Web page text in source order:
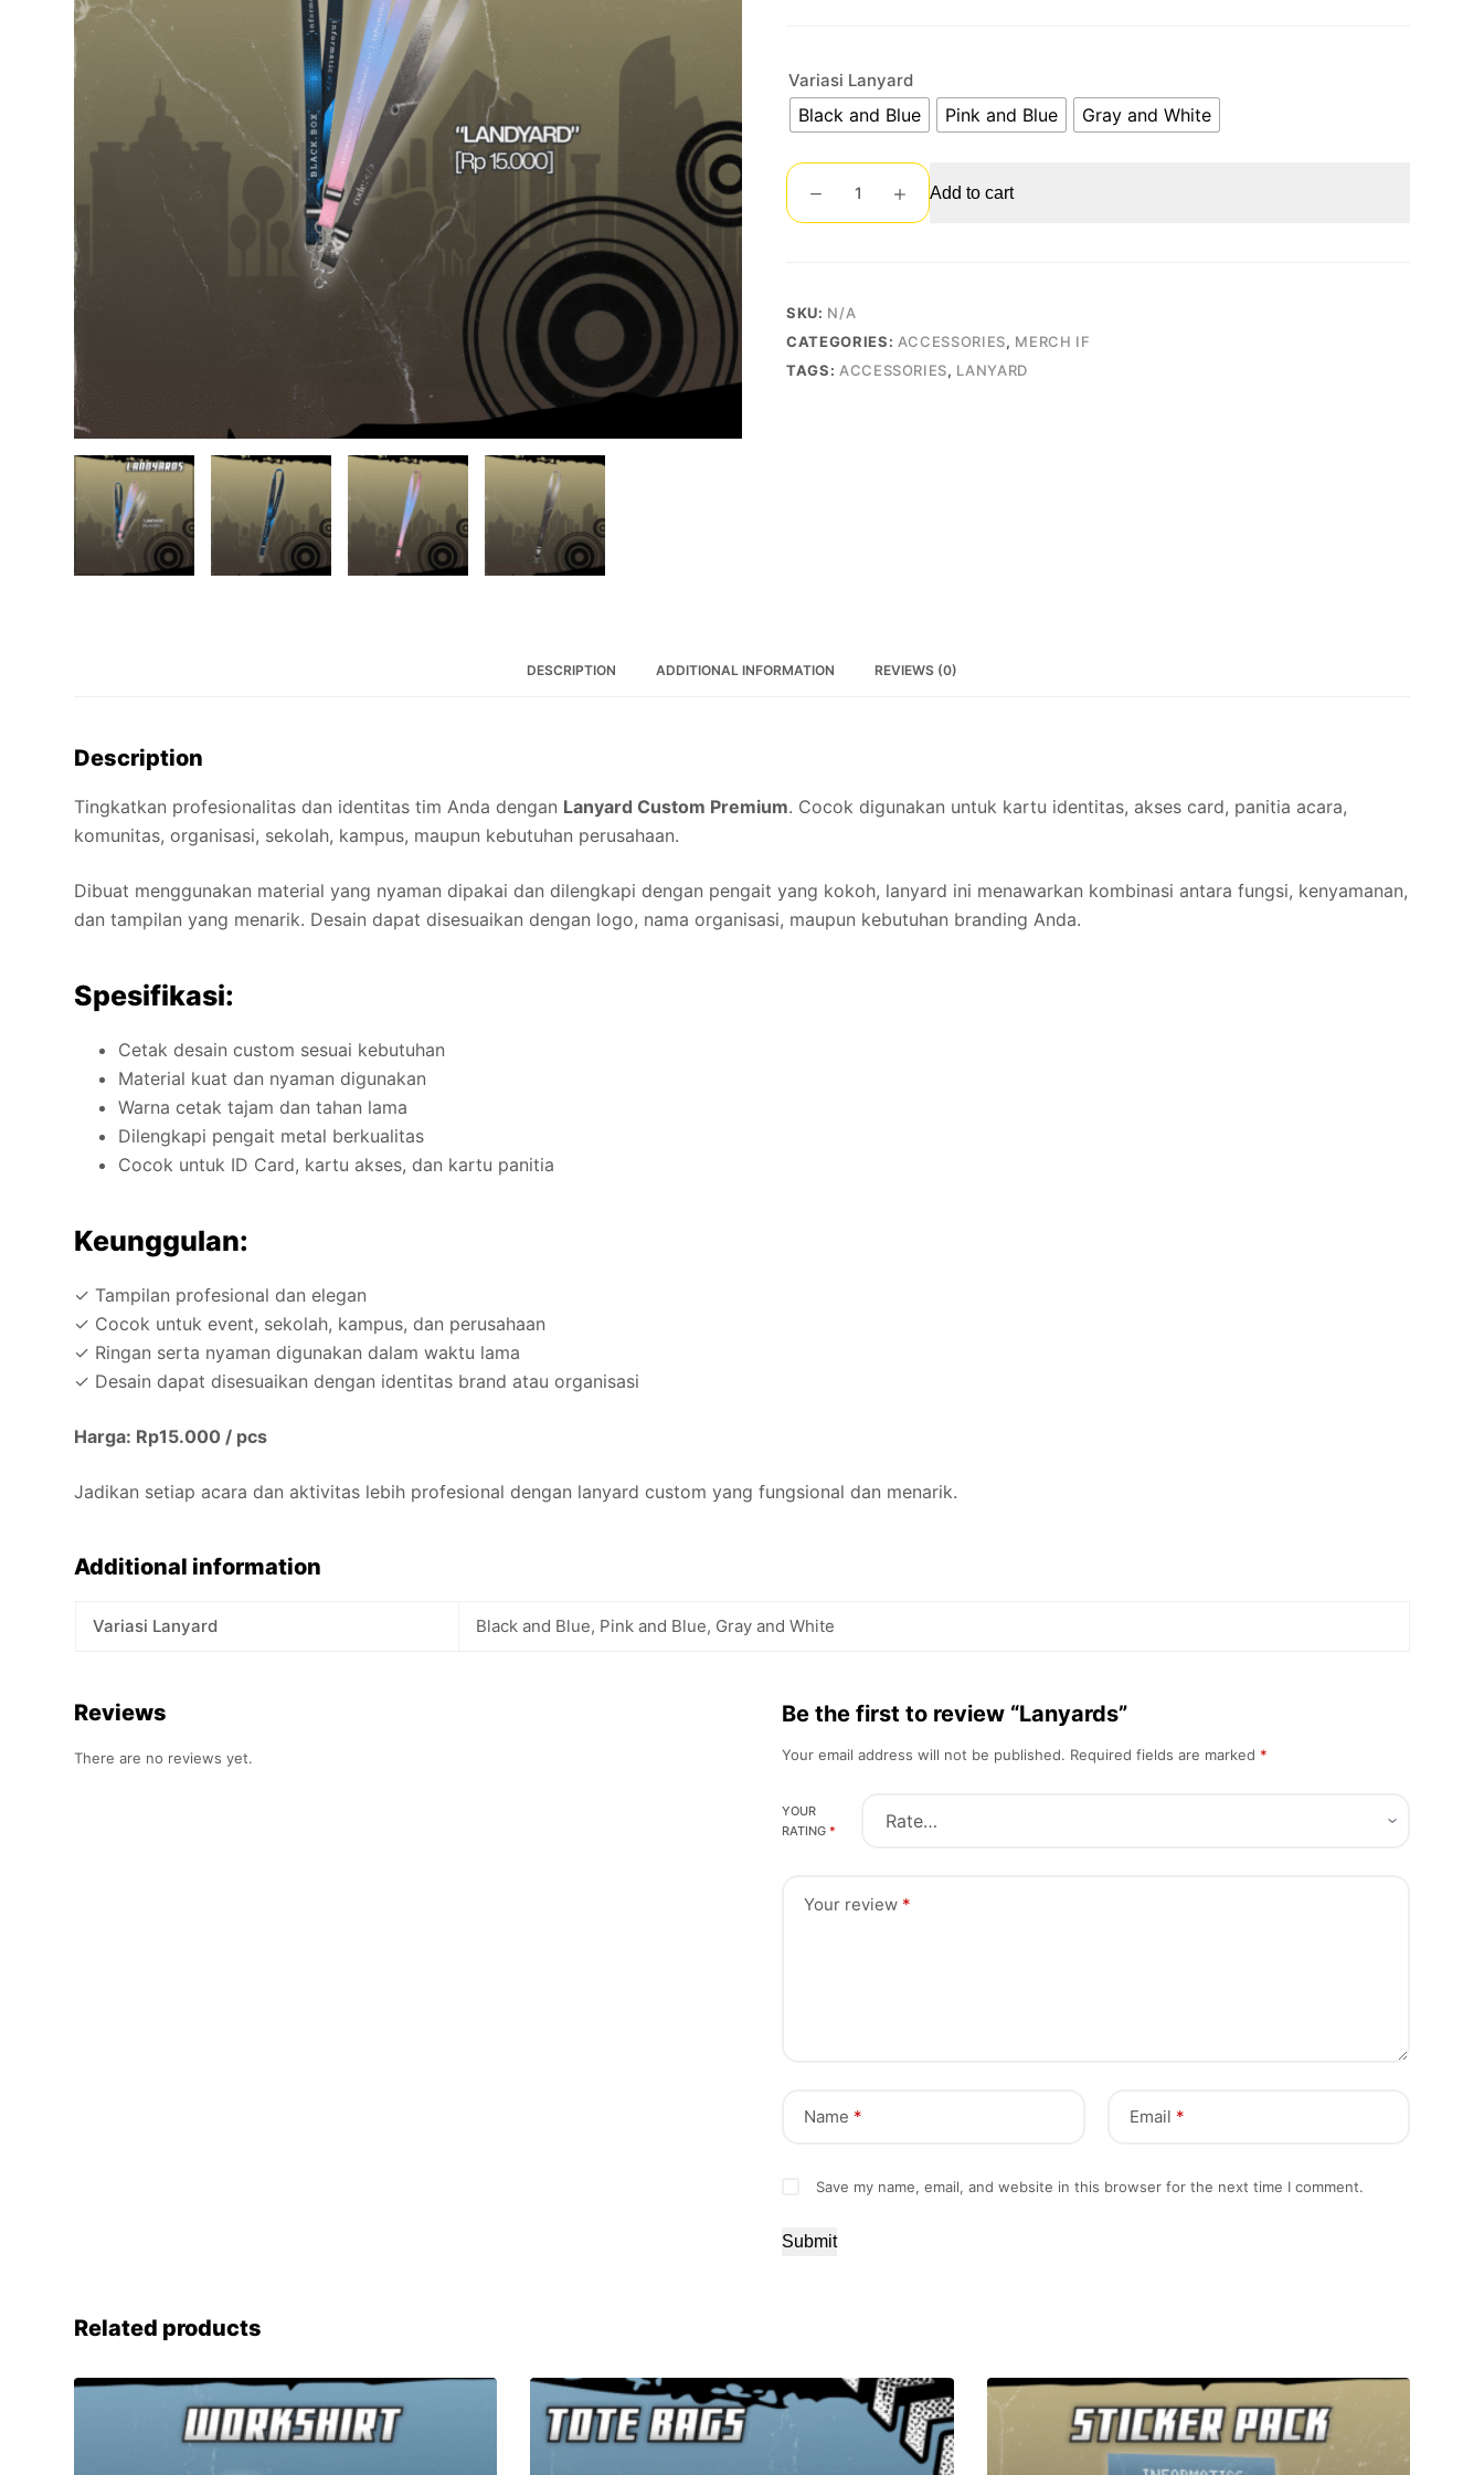
Variasi Lanyard
Black and Blue Pink and Blue Gray and White
Lanyards
quantity
Add to cart
SKU: N/A
CATEGORIES: ACCESSORIES, MERCH IF
TAGS: ACCESSORIES, LANYARD
DESCRIPTION ADDITIONAL INFORMATION REVIEWS (0)
Description
Tingkatkan profesionalitas dan identitas tim Anda dengan Lanyard Custom Premium. Cocok digunakan untuk kartu identitas, akses card, panitia acara,
komunitas, organisasi, sekolah, kampus, maupun kebutuhan perusahaan.
Dibuat menggunakan material yang nyaman dipakai dan dilengkapi dengan pengait yang kokoh, lanyard ini menawarkan kombinasi antara fungsi, kenyamanan,
dan tampilan yang menarik. Desain dapat disesuaikan dengan logo, nama organisasi, maupun kebutuhan branding Anda.
Spesifikasi:
Cetak desain custom sesuai kebutuhan
Material kuat dan nyaman digunakan
Warna cetak tajam dan tahan lama
Dilengkapi pengait metal berkualitas
Cocok untuk ID Card, kartu akses, dan kartu panitia
Keunggulan:
✓ Tampilan profesional dan elegan
✓ Cocok untuk event, sekolah, kampus, dan perusahaan
✓ Ringan serta nyaman digunakan dalam waktu lama
✓ Desain dapat disesuaikan dengan identitas brand atau organisasi
Harga: Rp15.000 / pcs
Jadikan setiap acara dan aktivitas lebih profesional dengan lanyard custom yang fungsional dan menarik.
Additional information
Variasi Lanyard Black and Blue, Pink and Blue, Gray and White
Reviews
There are no reviews yet.
Be the first to review “Lanyards”
Your email address will not be published. Required fields are marked *
YOUR
RATING*
Your review *
Name * Email *
Save my name, email, and website in this browser for the next time I comment.
Submit
Related products